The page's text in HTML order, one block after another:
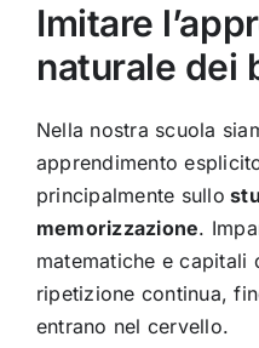
Imitare
naturale dei
Nella nostra scuola
apprendimento
principalmente sullo
memorizzazione.
matematiche e capitali
ripetizione continua,
entrano nel cervello.